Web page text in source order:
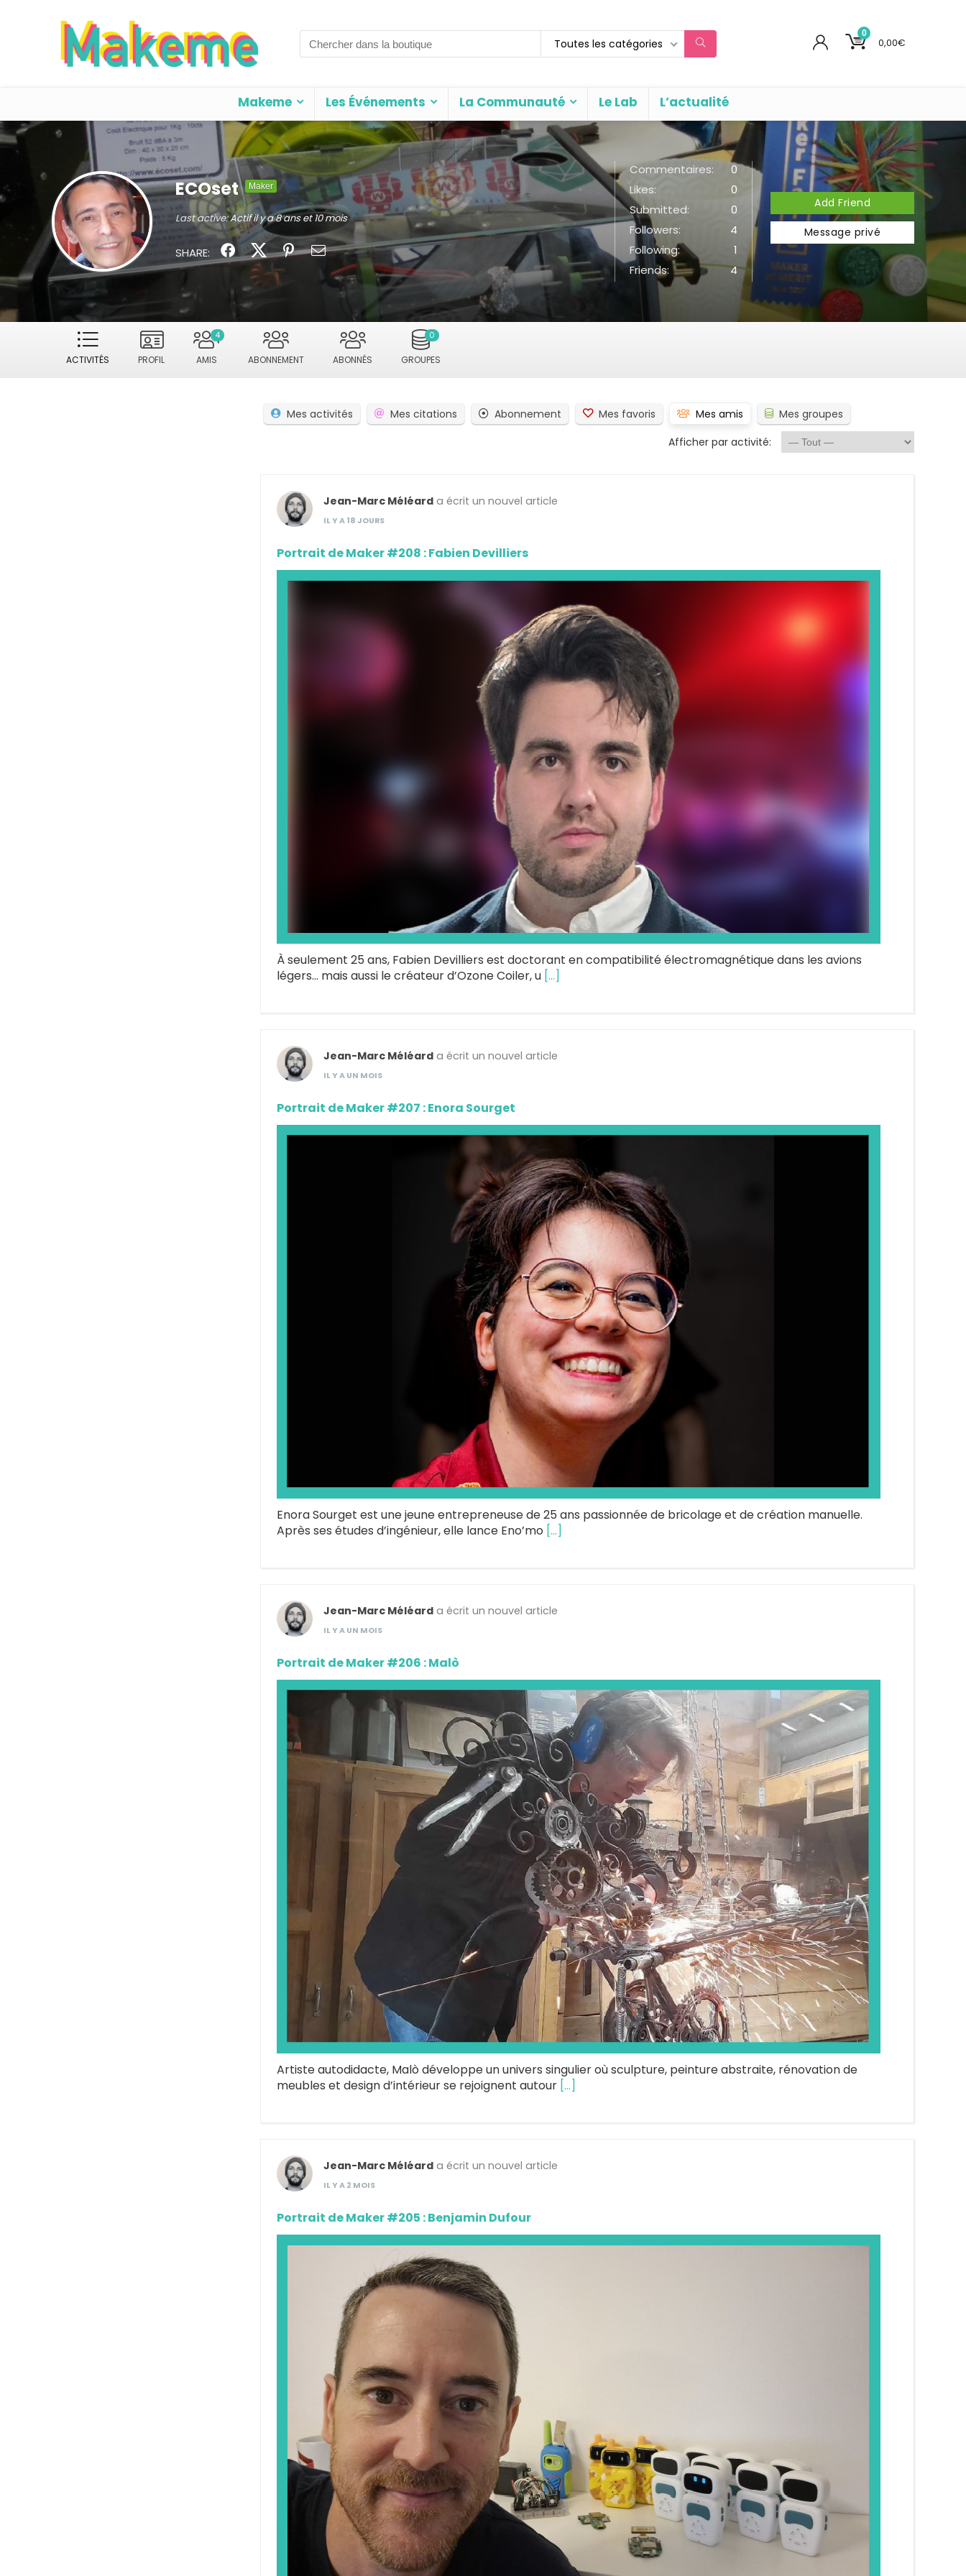
Search
for:
Toutes les catégories
0
0,00€
Makeme Les Événements La Communauté Le Lab L’actualité
ECOset Maker
Last active:Actif il y a 8 ans et 10 mois
SHARE:
Commentaires:
0
Likes:
0
Submitted:
0
Followers:
4
Following:
1
Friends:
4
Add Friend
Message privé
ACTIVITÉS PROFIL AMIS
4
ABONNEMENT ABONNÉS GROUPES
0
Mes activités Mes citations Abonnement Mes favoris Mes amis
Mes groupes
Afficher par activité:
Jean-Marc Méléard a écrit un nouvel article
IL Y A 18 JOURS
Portrait de Maker #208 : Fabien Devilliers
À seulement 25 ans, Fabien Devilliers est doctorant en compatibilité électromagnétique dans les avions
légers… mais aussi le créateur d’Ozone Coiler, u […]
Jean-Marc Méléard a écrit un nouvel article
IL Y A UN MOIS
Portrait de Maker #207 : Enora Sourget
Enora Sourget est une jeune entrepreneuse de 25 ans passionnée de bricolage et de création manuelle.
Après ses études d’ingénieur, elle lance Eno’mo […]
Jean-Marc Méléard a écrit un nouvel article
IL Y A UN MOIS
Portrait de Maker #206 : Malò
Artiste autodidacte, Malò développe un univers singulier où sculpture, peinture abstraite, rénovation de
meubles et design d’intérieur se rejoignent autour […]
Jean-Marc Méléard a écrit un nouvel article
IL Y A 2 MOIS
Portrait de Maker #205 : Benjamin Dufour